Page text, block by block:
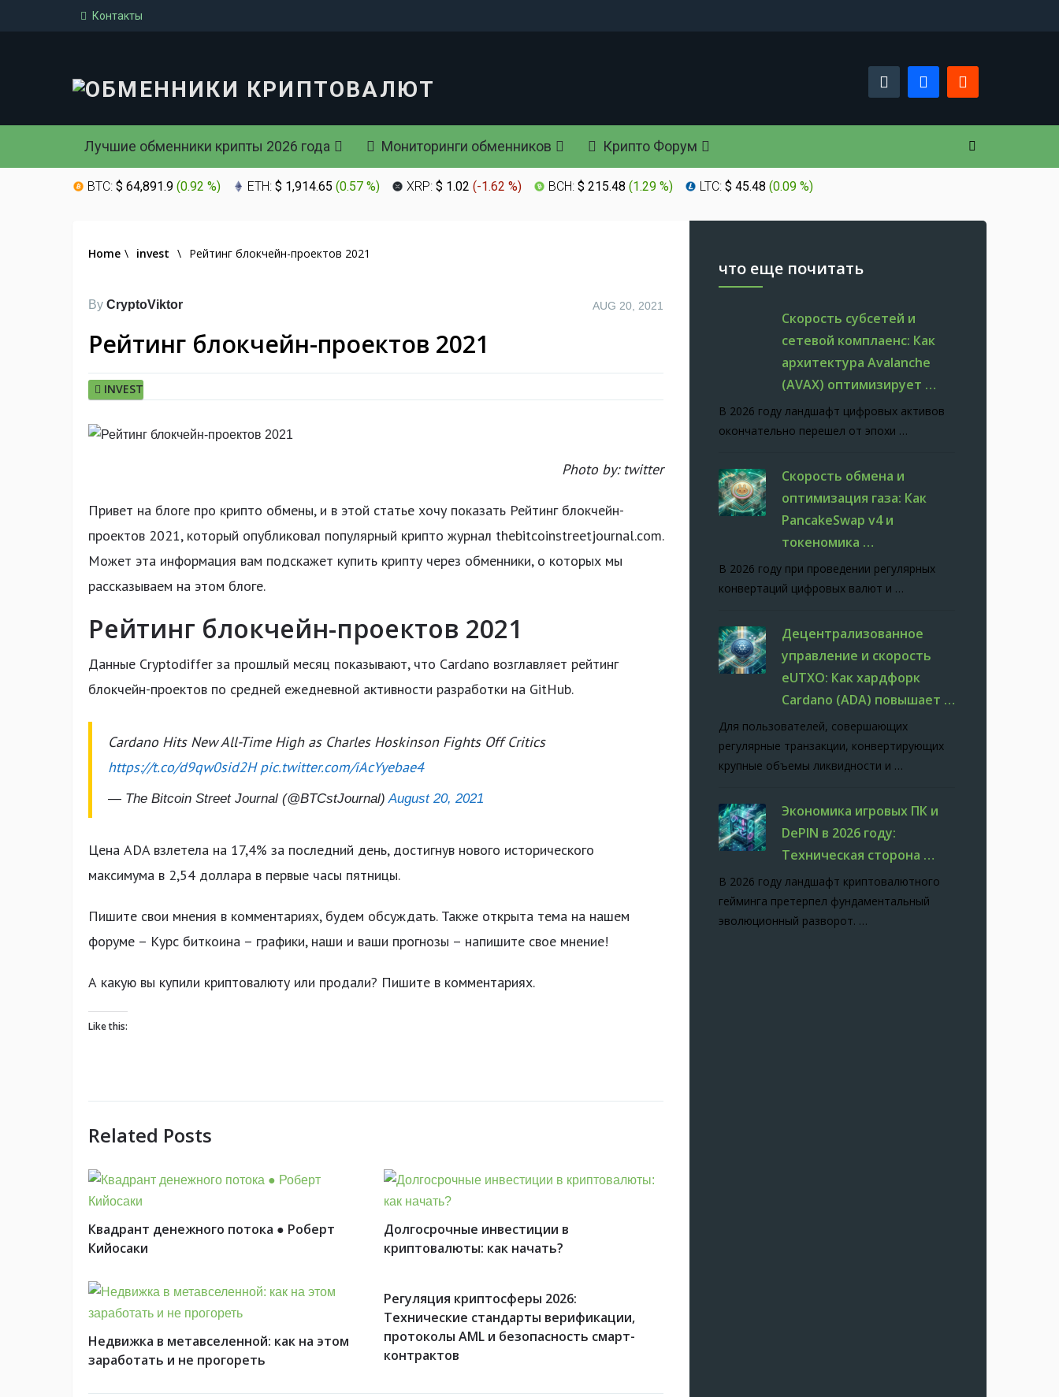
Контакты
Лучшие обменники крипты 2026 года Мониторинги обменников Крипто Форум
BTC: $ 64,891.9 (0.92 %) ETH: $ 1,914.65 (0.57 %) XRP: $ 1.02 (-1.62 %) BCH: $ 215.48 (1.29 %) LTC: $ 45.48 (0.09 %)
Home \ invest \ Рейтинг блокчейн-проектов 2021
By CryptoViktor AUG 20, 2021
Рейтинг блокчейн-проектов 2021
INVEST
Photo by: twitter
Привет на блоге про крипто обмены, и в этой статье хочу показать Рейтинг блокчейн-
проектов 2021, который опубликовал популярный крипто журнал thebitcoinstreetjournal.com.
Может эта информация вам подскажет купить крипту через обменники, о которых мы
рассказываем на этом блоге.
Рейтинг блокчейн-проектов 2021
Данные Cryptodiffer за прошлый месяц показывают, что Cardano возглавляет рейтинг
блокчейн-проектов по средней ежедневной активности разработки на GitHub.
Cardano Hits New All-Time High as Charles Hoskinson Fights Off Critics
https://t.co/d9qw0sid2H pic.twitter.com/iAcYyebae4
— The Bitcoin Street Journal (@BTCstJournal) August 20, 2021
Цена ADA взлетела на 17,4% за последний день, достигнув нового исторического
максимума в 2,54 доллара в первые часы пятницы.
Пишите свои мнения в комментариях, будем обсуждать. Также открыта тема на нашем
форуме – Курс биткоина – графики, наши и ваши прогнозы – напишите свое мнение!
А какую вы купили криптовалюту или продали? Пишите в комментариях.
Like this:
Related Posts
Квадрант денежного потока ● Роберт
Кийосаки
Долгосрочные инвестиции в
криптовалюты: как начать?
Недвижка в метавселенной: как на этом
заработать и не прогореть
Регуляция криптосферы 2026:
Технические стандарты верификации,
протоколы AML и безопасность смарт-
контрактов
что еще почитать
Скорость субсетей и
сетевой комплаенс: Как
архитектура Avalanche
(AVAX) оптимизирует …
В 2026 году ландшафт цифровых активов
окончательно перешел от эпохи …
Скорость обмена и
оптимизация газа: Как
PancakeSwap v4 и
токеномика …
В 2026 году при проведении регулярных
конвертаций цифровых валют и …
Децентрализованное
управление и скорость
eUTXO: Как хардфорк
Cardano (ADA) повышает …
Для пользователей, совершающих
регулярные транзакции, конвертирующих
крупные объемы ликвидности и …
Экономика игровых ПК и
DePIN в 2026 году:
Техническая сторона …
В 2026 году ландшафт криптовалютного
гейминга претерпел фундаментальный
эволюционный разворот. …